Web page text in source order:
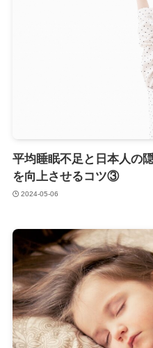
平均睡眠不足と日本人の
を向上させるコツ③
2024-05-06